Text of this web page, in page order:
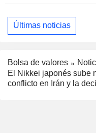
Últimas noticias
Bolsa de valores
El Nikkei japonés sube
conflicto en Irán y la